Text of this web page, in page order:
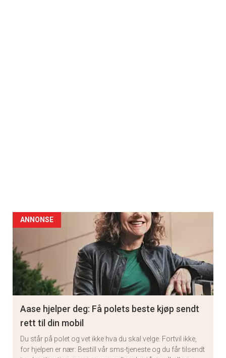
ANNONSE
Aase hjelper deg: Få polets beste kjøp sendt
rett til din mobil
Du står på polet og vet ikke hva du skal velge. Fortvil ikke,
for hjelpen er nær: Bestill vår sms-tjeneste og du får tilsendt